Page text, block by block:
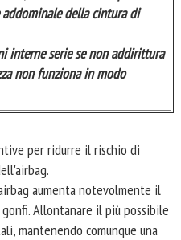
della cintura di
interne serie se non addirittura
non funziona in modo
per ridurre il rischio di
aumenta notevolmente il
Allontanare il più possibile
mantenendo comunque una